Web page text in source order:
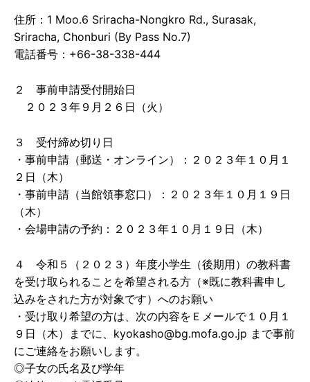
住所：1 Moo.6 Sriracha-Nongkro Rd., Surasak,
Sriracha, Chonburi (By Pass No.7)
電話番号：+66-38-338-444
２ 事前申請受付開始日
２０２３年９月２６日（火）
３ 受付締め切り日
・事前申請（郵送・オンライン）：２０２３年１０月１
２日（木）
・事前申請（当館領事窓口）：２０２３年１０月１９日
（木）
・会場申請の予約：２０２３年１０月１９日（木）
４ 令和５（２０２３）年度小学生（後期用）の教科書
を受け取られることを希望される方（※既に教科書申し
込みをされた方が対象です）へのお願い
・受け取り希望の方は、次の内容をＥメールで１０月１
９日（木）までに、kyokasho@bg.mofa.go.jp まで事前
にご連絡をお願いします。
◎子女の氏名及び学年